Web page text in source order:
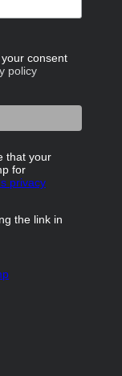
consent
policy
that your
for
privacy
the link in